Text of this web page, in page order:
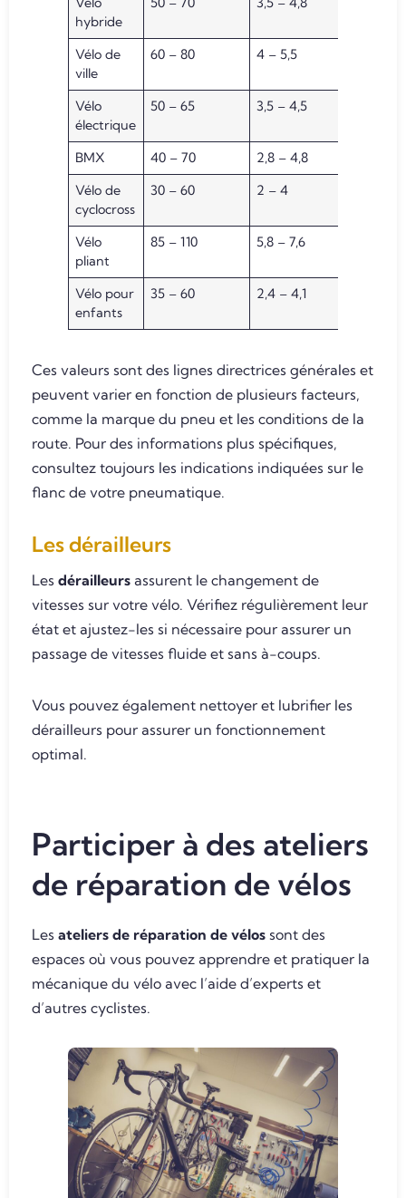
hybride
Vélo de
ville
60 – 80 4 – 5,5
Vélo
électrique
50 – 65 3,5 – 4,5
BMX 40 – 70
2,8 – 4,8
Vélo de
cyclocross
30 – 60 2 – 4
Vélo
pliant
85 – 110 5,8 – 7,6
Vélo pour
enfants
35 – 60 2,4 – 4,1
Ces valeurs sont des lignes directrices générales et
peuvent varier en fonction de plusieurs facteurs,
comme la marque du pneu et les conditions de la
route. Pour des informations plus spécifiques,
consultez toujours les indications indiquées sur le
flanc de votre pneumatique.
Les dérailleurs
Les dérailleurs assurent le changement de
vitesses sur votre vélo. Vérifiez régulièrement leur
état et ajustez-les si nécessaire pour assurer un
passage de vitesses fluide et sans à-coups.
Vous pouvez également nettoyer et lubrifier les
dérailleurs pour assurer un fonctionnement
optimal.
Participer à des ateliers
de réparation de vélos
Les ateliers de réparation de vélos sont des
espaces où vous pouvez apprendre et pratiquer la
mécanique du vélo avec l’aide d’experts et
d’autres cyclistes.